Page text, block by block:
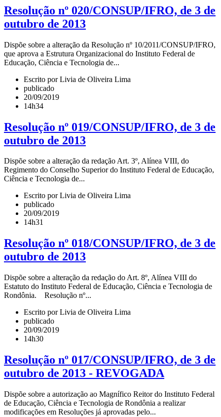
Resolução nº 020/CONSUP/IFRO, de 3 de
outubro de 2013
Dispõe sobre a alteração da Resolução nº 10/2011/CONSUP/IFRO,
que aprova a Estrutura Organizacional do Instituto Federal de
Educação, Ciência e Tecnologia de...
Escrito por Livia de Oliveira Lima
publicado
20/09/2019
14h34
Resolução nº 019/CONSUP/IFRO, de 3 de
outubro de 2013
Dispõe sobre a alteração da redação Art. 3º, Alínea VIII, do
Regimento do Conselho Superior do Instituto Federal de Educação,
Ciência e Tecnologia de...
Escrito por Livia de Oliveira Lima
publicado
20/09/2019
14h31
Resolução nº 018/CONSUP/IFRO, de 3 de
outubro de 2013
Dispõe sobre a alteração da redação do Art. 8º, Alínea VIII do
Estatuto do Instituto Federal de Educação, Ciência e Tecnologia de
Rondônia. Resolução nº...
Escrito por Livia de Oliveira Lima
publicado
20/09/2019
14h30
Resolução nº 017/CONSUP/IFRO, de 3 de
outubro de 2013 - REVOGADA
Dispõe sobre a autorização ao Magnífico Reitor do Instituto Federal
de Educação, Ciência e Tecnologia de Rondônia a realizar
modificações em Resoluções já aprovadas pelo...